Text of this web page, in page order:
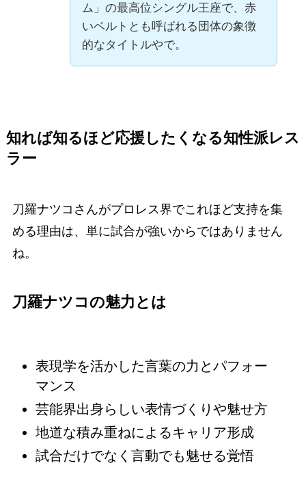
ム」の最高位シングル王座で、赤
いベルトとも呼ばれる団体の象徴
的なタイトルやで。
知れば知るほど応援したくなる知性派レス
ラー
刀羅ナツコさんがプロレス界でこれほど支持を集
める理由は、単に試合が強いからではありません
ね。
刀羅ナツコの魅力とは
表現学を活かした言葉の力とパフォー
マンス
芸能界出身らしい表情づくりや魅せ方
地道な積み重ねによるキャリア形成
試合だけでなく言動でも魅せる覚悟